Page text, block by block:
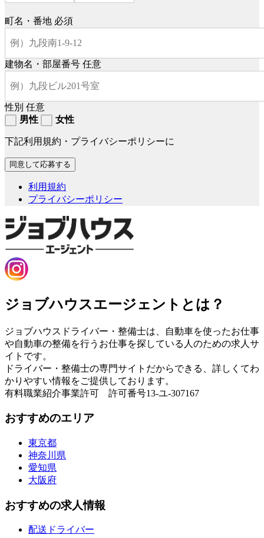
町名・番地 必須
建物名・部屋番号 任意
性別 任意
男性
女性
下記利用規約・プライバシーポリシーに
利用規約
プライバシーポリシー
ジョブハウスエージェントとは？
ジョブハウスドライバー・整備士は、自動車を使ったお仕事
や自動車の整備を行うお仕事を探している人のための求人サ
イトです。
ドライバー・整備士の専門サイトだからできる、詳しくてわ
かりやすい情報をご提供しております。
有料職業紹介事業許可 許可番号13-ユ-307167
おすすめのエリア
東京都
神奈川県
愛知県
大阪府
おすすめの求人情報
配送ドライバー